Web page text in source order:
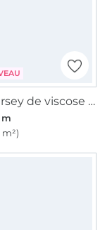
Tissu jersey de viscose Polka Dots, noir
m
m²)